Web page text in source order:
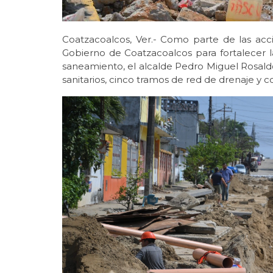
Coatzacoalcos, Ver.- Como parte de las
Gobierno de Coatzacoalcos para
saneamiento, el alcalde Pedro Miguel
sanitarios, cinco tramos de red de drenaje y